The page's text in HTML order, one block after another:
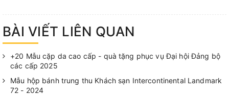
BÀI VIẾT LIÊN QUAN
+20 Mẫu cặp da cao cấp - quà tặng phục vụ Đại hội Đảng bộ
các cấp 2025
Mẫu hộp bánh trung thu Khách sạn Intercontinental Landmark
72 - 2024